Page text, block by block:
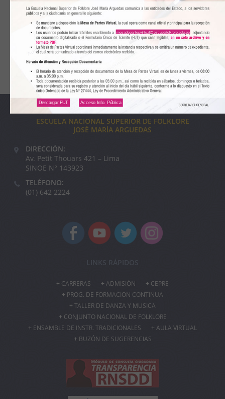
ESCUELA NACIONAL SUPERIOR DE FOLKLORE
JOSÉ MARÍA ARGUEDAS
DIRECCIÓN:
Av. Petit Thouars 421 – Lima
SINOE N° 143923
TELÉFONO:
(01) 642 2224
LINKS RÁPIDOS
CARRERAS ADMISIÓN
CEPRE
PROG. DE FORMACION CONTINUA
TALLER DE DANZA Y MUSICA
CONJUNTO NACIONAL DE FOLKLORE
ENSAMBLE DE INSTR. TRADICIONALES
AULA VIRTUAL
BUZÓN DE SUGERENCIAS
Descargar FUT Acceso Info. Pública
mesadepartesvirtual@escuelafolklore.edu.pe